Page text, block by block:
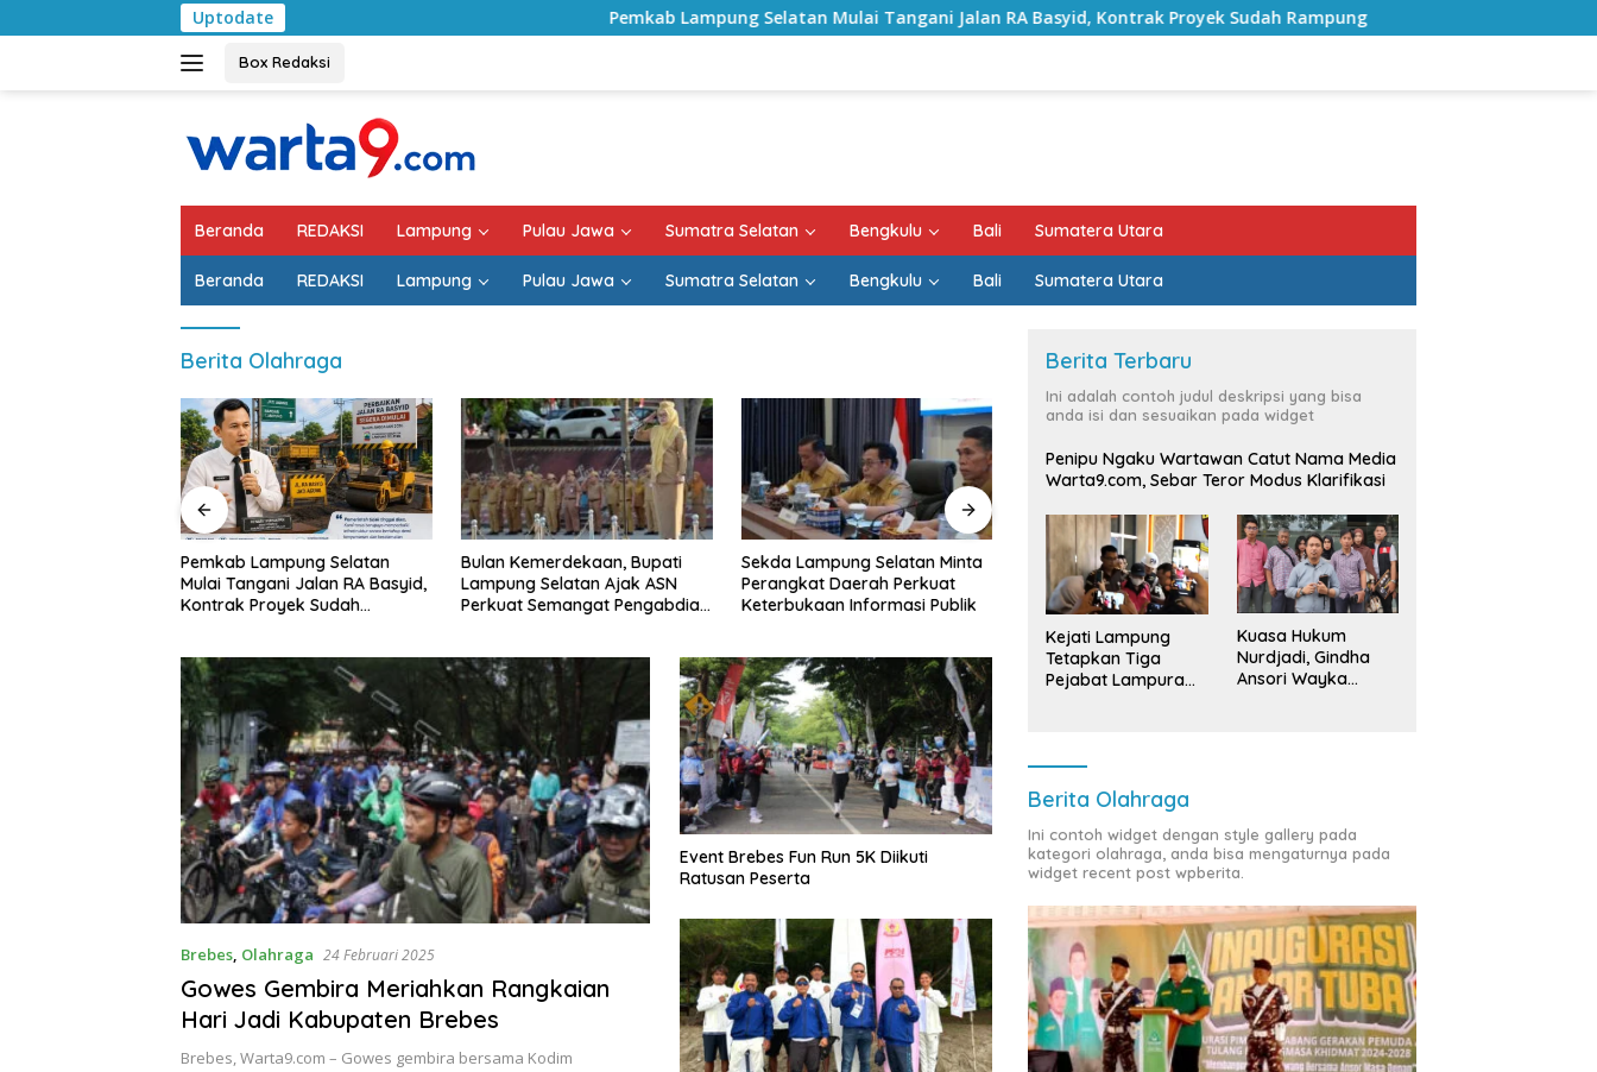
ke
Uptodate Pemkab Lampung Selatan Mulai Tangani Jalan RA Basyid, Kontrak Proyek Sudah Rampung Bulan Kemerdekaan, Bupati
Box Redaksi
Beranda REDAKSI Lampung Pulau Jawa Sumatra Selatan Bengkulu Bali Sumatera Utara
Beranda REDAKSI Lampung Pulau Jawa Sumatra Selatan Bengkulu Bali Sumatera Utara
Berita Olahraga
Bulan Kemerdekaan, Bupati
Lampung Selatan Ajak ASN
Perkuat Semangat Pengabdian
Sekda Lampung Selatan Minta
Perangkat Daerah Perkuat
Keterbukaan Informasi Publik
Bupati Radityo Egi Tekankan
Dua Kunci Utama
Pembangunan Desa: Impact
Tulang Bawang: ‘Kawah
Candradimuka’ Pencetak
Pimpinan Birokrasi Unggul di
Sedekah Bumi Sumur
Kumbang, Warisan 206 Tahun
yang Terus Dijaga Pemkab
Lampung Selatan dan
Masyarakat
Brebes, Olahraga 24 Februari 2025
Gowes Gembira Meriahkan Rangkaian
Hari Jadi Kabupaten Brebes
Brebes, Warta9.com – Gowes gembira bersama Kodim
Event Brebes Fun Run 5K Diikuti
Ratusan Peserta
Berita Terbaru
Ini adalah contoh judul deskripsi yang bisa
anda isi dan sesuaikan pada widget
Penipu Ngaku Wartawan Catut Nama Media
Warta9.com, Sebar Teror Modus Klarifikasi
Kejati Lampung
Tetapkan Tiga
Pejabat Lampura
Kuasa Hukum
Nurdjadi, Gindha
Ansori Wayka
Berita Olahraga
Ini contoh widget dengan style gallery pada
kategori olahraga, anda bisa mengaturnya pada
widget recent post wpberita.